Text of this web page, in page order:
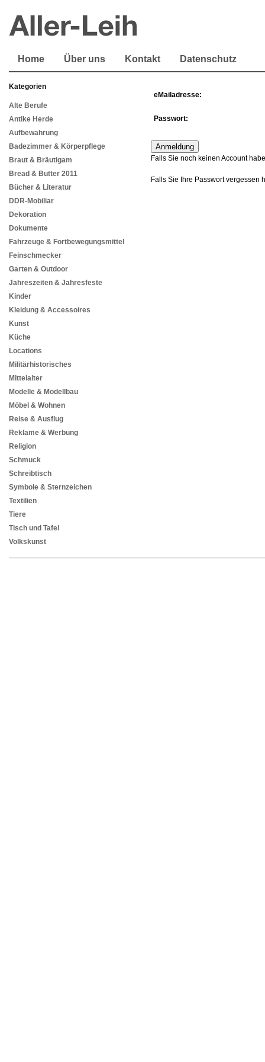
Home Über uns Kontakt Datenschutz
Kategorien
Alte Berufe
Antike Herde
Aufbewahrung
Badezimmer & Körperpflege
Braut & Bräutigam
Bread & Butter 2011
Bücher & Literatur
DDR-Mobiliar
Dekoration
Dokumente
Fahrzeuge & Fortbewegungsmittel
Feinschmecker
Garten & Outdoor
Jahreszeiten & Jahresfeste
Kinder
Kleidung & Accessoires
Kunst
Küche
Locations
Militärhistorisches
Mittelalter
Modelle & Modellbau
Möbel & Wohnen
Reise & Ausflug
Reklame & Werbung
Religion
Schmuck
Schreibtisch
Symbole & Sternzeichen
Textilien
Tiere
Tisch und Tafel
Volkskunst
eMailadresse:
Passwort:
Falls Sie noch keinen Account
Falls Sie Ihre Passwort vergessen